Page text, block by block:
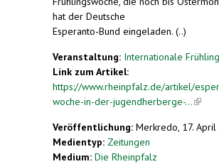
hat der Deutsche
Esperanto-Bund eingeladen. (..)
Veranstaltung: Internationale
Link zum Artikel:
https://www.rheinpfalz.de/artikel/
woche-in-der-jugendherberge-...(link
Veröffentlichung: Merkredo, 17.
Medientyp: Zeitungen
Medium: Die Rheinpfalz